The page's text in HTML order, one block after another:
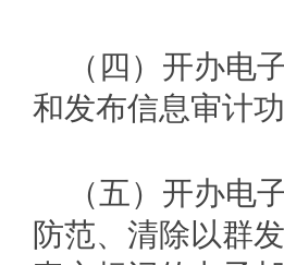
（四）开办电
和发布信息审计功
（五）开办电
防范、清除以群